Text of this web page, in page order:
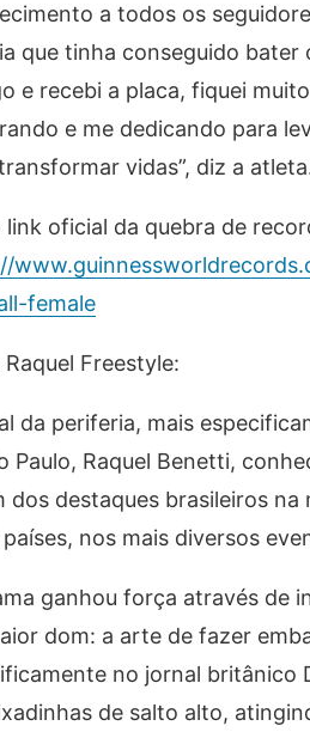
a todos os
que tinha conseguido
e recebi a placa, fiquei
e me dedicando para
vidas”, diz a
link oficial da quebra de
female
Raquel Freestyle:
da periferia, mais
Paulo, Raquel Benetti,
dos destaques brasileiros
nos mais diversos
ganhou força através de
dom: a arte de fazer
no jornal britânico
de salto alto,